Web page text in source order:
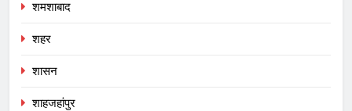
शमशाबाद
शहर
शासन
शाहजहांपुर